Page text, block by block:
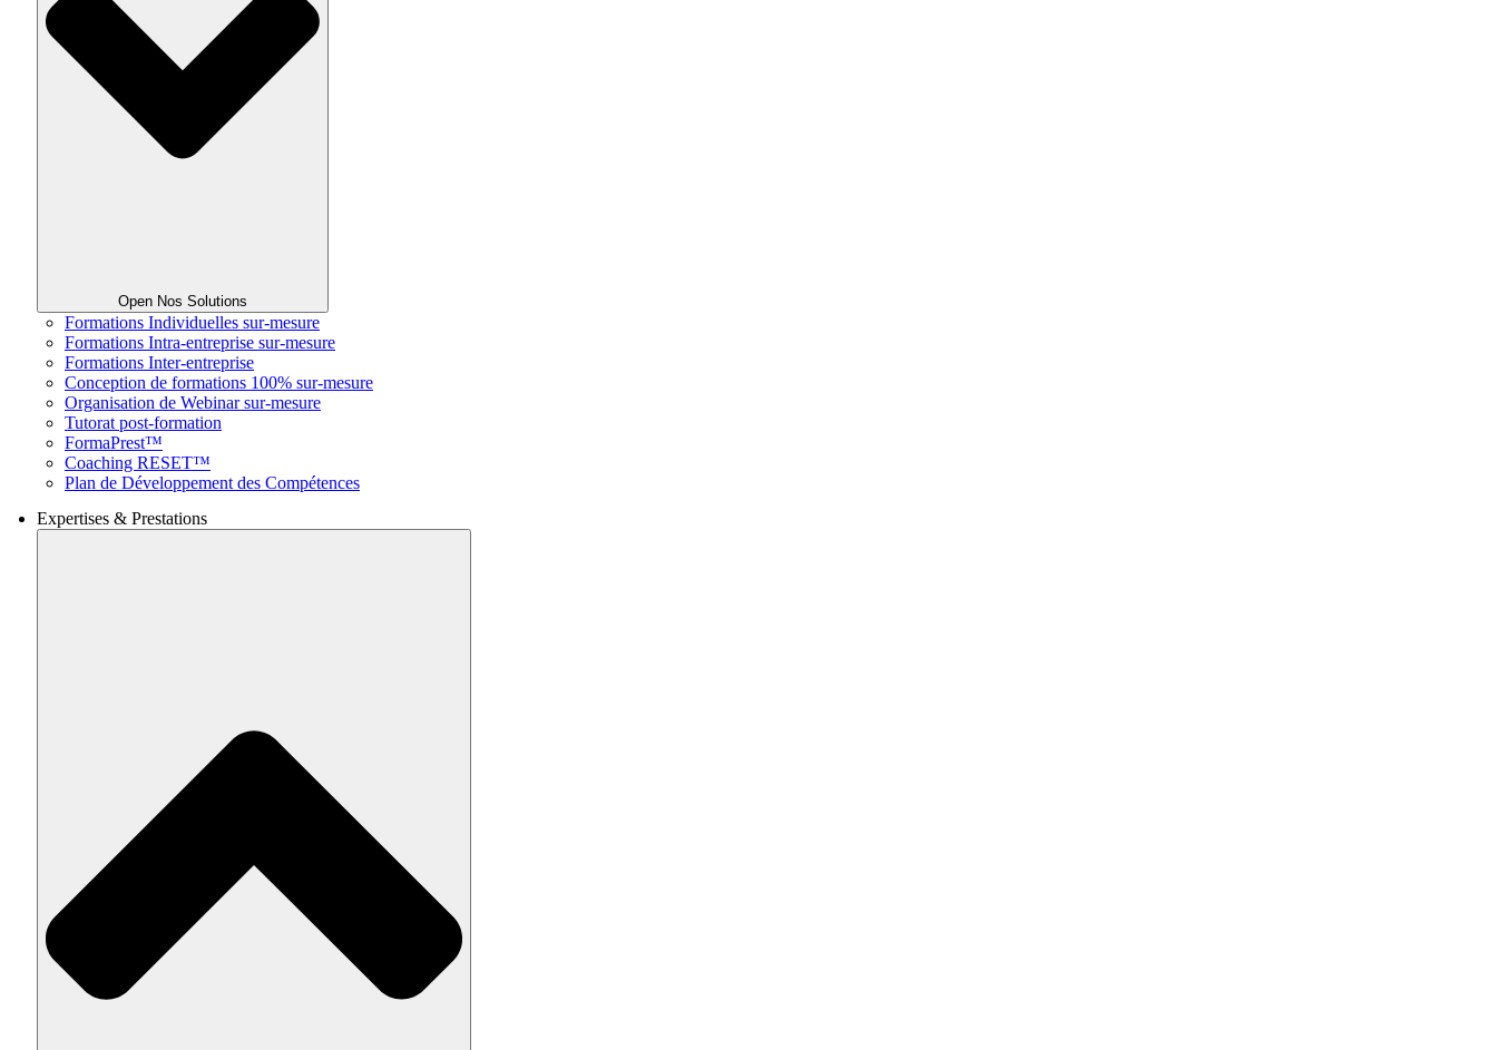
Open Nos Solutions
Formations Individuelles sur-mesure
Formations Intra-entreprise sur-mesure
Formations Inter-entreprise
Conception de formations 100% sur-mesure
Organisation de Webinar sur-mesure
Tutorat post-formation
FormaPrest™
Coaching RESET™
Plan de Développement des Compétences
Expertises & Prestations